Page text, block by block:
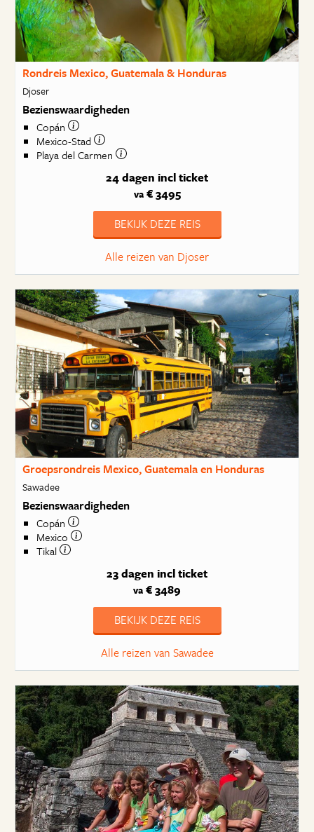
Rondreis Mexico, Guatemala & Honduras
Djoser
Bezienswaardigheden
Copán
Mexico-Stad
Playa del Carmen
24 dagen incl ticket
va€ 3495
BEKIJK DEZE REIS
Alle reizen van Djoser
Groepsrondreis Mexico, Guatemala en Honduras
Sawadee
Bezienswaardigheden
Copán
Mexico
Tikal
23 dagen incl ticket
va € 3489
BEKIJK DEZE REIS
Alle reizen van Sawadee